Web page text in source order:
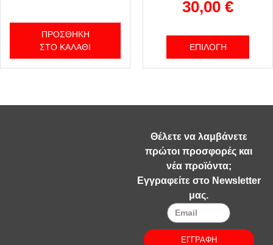
ΠΡΟΣΘΉΚΗ
ΣΤΟ ΚΑΛΆΘΙ
30,00 €
ΕΠΙΛΟΓΉ
Θέλετε να λαμβάνετε
πρώτοι προσφορές και
νέα προϊόντα;
Εγγραφείτε στο Newsletter
μας.
ΕΓΓΡΑΦΗ